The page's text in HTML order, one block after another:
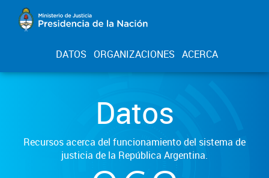
DATOS ORGANIZACIONES ACERCA
Datos
Recursos acerca del funcionamiento del sistema de
justicia de la República Argentina.